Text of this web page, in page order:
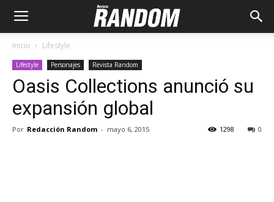
Inicio Lifestyle
Lifestyle Personajes Revista Random
Oasis Collections anunció su
expansión global
Por Redacción Random - mayo 6, 2015 0
1298